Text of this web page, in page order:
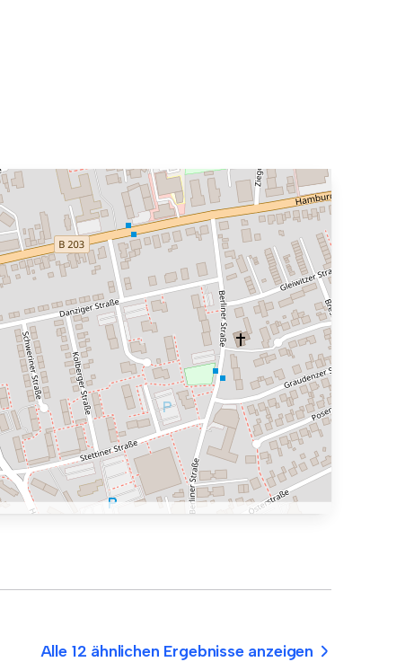
Alle 12 ähnlichen Ergebnisse anzeigen